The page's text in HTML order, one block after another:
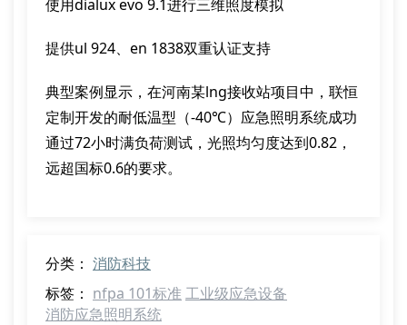
使用dialux evo 9.1进行三维照度模拟
提供ul 924、en 1838双重认证支持
典型案例显示，在河南某lng接收站项目中，联恒
定制开发的耐低温型（-40℃）应急照明系统成功
通过72小时满负荷测试，光照均匀度达到0.82，
远超国标0.6的要求。
分类： 消防科技
标签： nfpa 101标准工业级应急设备
消防应急照明系统